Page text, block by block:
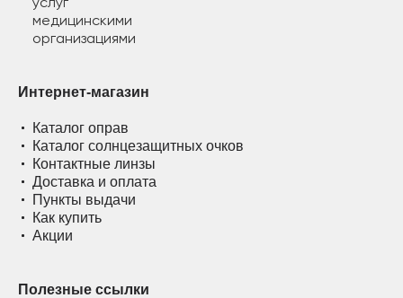
Интернет-магазин
Каталог оправ
Каталог солнцезащитных очков
Контактные линзы
Доставка и оплата
Пункты выдачи
Как купить
Акции
Полезные ссылки